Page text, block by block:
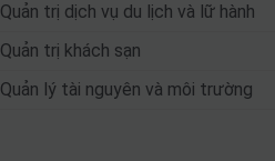
Quản trị dịch vụ du lịch và lữ hành
Quản trị khách sạn
Quản lý tài nguyên và môi trường